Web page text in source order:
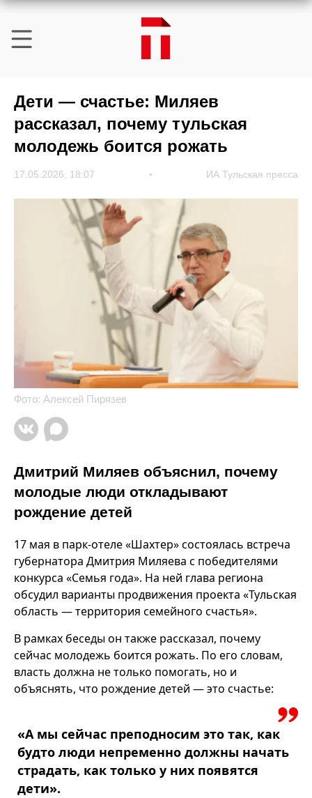
Дети — счастье: Миляев
рассказал, почему тульская
молодежь боится рожать
17.05.2026, 18:07 ИА Тульская пресса
Фото: Алексей Пирязев
Дмитрий Миляев объяснил, почему
молодые люди откладывают
рождение детей
17 мая в парк-отеле «Шахтер» состоялась встреча
губернатора Дмитрия Миляева с победителями
конкурса «Семья года». На ней глава региона
обсудил варианты продвижения проекта «Тульская
область — территория семейного счастья».
В рамках беседы он также рассказал, почему
сейчас молодежь боится рожать. По его словам,
власть должна не только помогать, но и
объяснять, что рождение детей — это счастье:
«А мы сейчас преподносим это так, как
будто люди непременно должны начать
страдать, как только у них появятся
дети».